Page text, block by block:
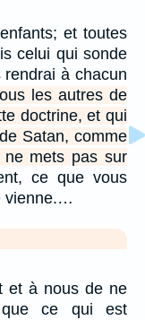
et toutes
celui qui sonde
à chacun
les autres de
doctrine, et qui
Satan, comme
mets pas sur
ce que vous
vienne.…
et à nous de ne
que ce qui est